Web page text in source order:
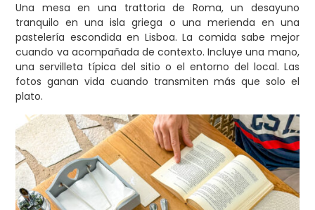
Una mesa en una trattoria de Roma, un desayuno
tranquilo en una isla griega o una merienda en una
pastelería escondida en Lisboa. La comida sabe mejor
cuando va acompañada de contexto. Incluye una mano,
una servilleta típica del sitio o el entorno del local. Las
fotos ganan vida cuando transmiten más que solo el
plato.